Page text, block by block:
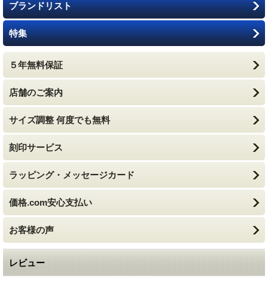
ブランドリスト
特集
５年無料保証
店舗のご案内
サイズ調整 何度でも無料
刻印サービス
ラッピング・メッセージカード
価格.com安心支払い
お客様の声
レビュー